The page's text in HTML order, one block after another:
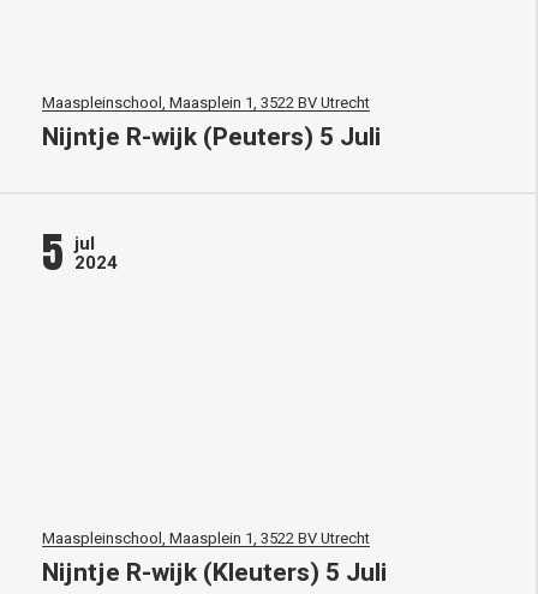
Maaspleinschool, Maasplein 1, 3522 BV Utrecht
Nijntje R-wijk (Peuters) 5 Juli
5 jul
2024
Maaspleinschool, Maasplein 1, 3522 BV Utrecht
Nijntje R-wijk (Kleuters) 5 Juli